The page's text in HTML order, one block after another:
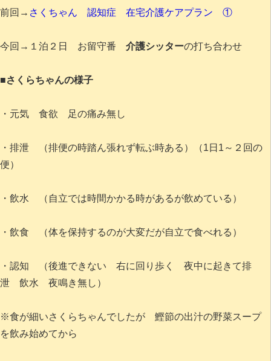
前回→ さくちゃん 認知症 在宅介護ケアプラン ①
今回→１泊２日 お留守番 介護シッターの打ち合わせ
■さくらちゃんの様子
・元気 食欲 足の痛み無し
・排泄 （排便の時踏ん張れず転ぶ時ある）（1日1～２回の
便）
・飲水 （自立では時間かかる時があるが飲めている）
・飲食 （体を保持するのが大変だが自立で食べれる）
・認知 （後進できない 右に回り歩く 夜中に起きて排
泄 飲水 夜鳴き無し）
※食が細いさくらちゃんでしたが 鰹節の出汁の野菜スープ
を飲み始めてから